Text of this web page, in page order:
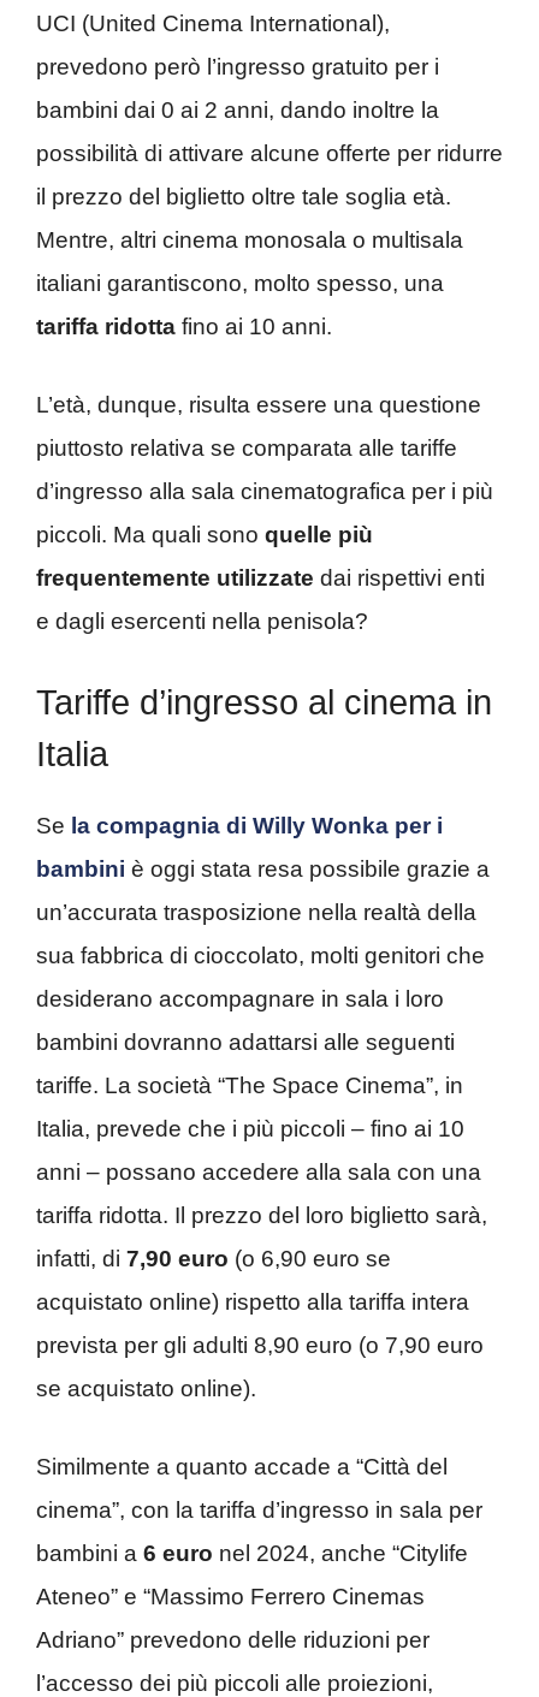
UCI (United Cinema International),
prevedono però l’ingresso gratuito per i
bambini dai 0 ai 2 anni, dando inoltre la
possibilità di attivare alcune offerte per ridurre
il prezzo del biglietto oltre tale soglia età.
Mentre, altri cinema monosala o multisala
italiani garantiscono, molto spesso, una
tariffa ridotta fino ai 10 anni.
L’età, dunque, risulta essere una questione
piuttosto relativa se comparata alle tariffe
d’ingresso alla sala cinematografica per i più
piccoli. Ma quali sono quelle più
frequentemente utilizzate dai rispettivi enti
e dagli esercenti nella penisola?
Tariffe d’ingresso al cinema in
Italia
Se la compagnia di Willy Wonka per i
bambini è oggi stata resa possibile grazie a
un’accurata trasposizione nella realtà della
sua fabbrica di cioccolato, molti genitori che
desiderano accompagnare in sala i loro
bambini dovranno adattarsi alle seguenti
tariffe. La società “The Space Cinema”, in
Italia, prevede che i più piccoli – fino ai 10
anni – possano accedere alla sala con una
tariffa ridotta. Il prezzo del loro biglietto sarà,
infatti, di 7,90 euro (o 6,90 euro se
acquistato online) rispetto alla tariffa intera
prevista per gli adulti 8,90 euro (o 7,90 euro
se acquistato online).
Similmente a quanto accade a “Città del
cinema”, con la tariffa d’ingresso in sala per
bambini a 6 euro nel 2024, anche “Citylife
Ateneo” e “Massimo Ferrero Cinemas
Adriano” prevedono delle riduzioni per
l’accesso dei più piccoli alle proiezioni,